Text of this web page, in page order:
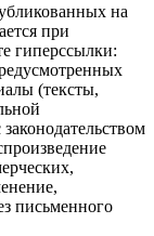
на
при
гиперссылки:
(тексты,
письменного